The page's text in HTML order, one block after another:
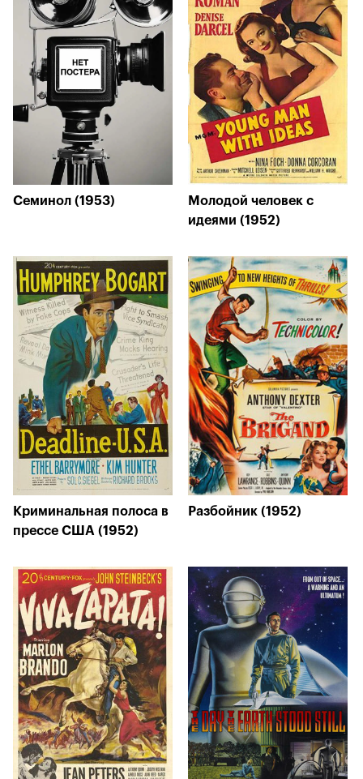
Семинол (1953)
Молодой человек с
идеями (1952)
Криминальная полоса в
прессе США (1952)
Разбойник (1952)